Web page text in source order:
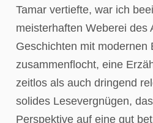
Tamar vertiefte, war ich
meisterhaften Weberei des
Geschichten mit modernen
zusammenflocht, eine
zeitlos als auch dringend
solides Lesevergnügen,
Perspektive auf eine gut